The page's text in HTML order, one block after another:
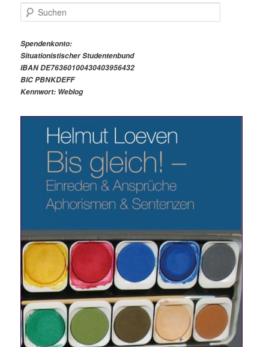
u
h
e
n
Spendenkonto:
Situationistischer Studentenbund
IBAN DE76360100430403956432
BIC PBNKDEFF
Kennwort: Weblog